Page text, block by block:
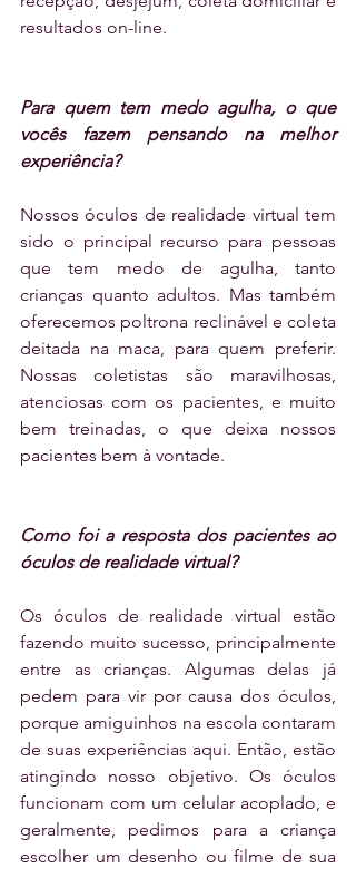
resultados on-line.
Para quem tem medo agulha, o que
vocês fazem pensando na melhor
experiência?
Nossos óculos de realidade virtual tem
sido o principal recurso para pessoas
que tem medo de agulha, tanto
crianças quanto adultos. Mas também
oferecemos poltrona reclinável e coleta
deitada na maca, para quem preferir.
Nossas coletistas são maravilhosas,
atenciosas com os pacientes, e muito
bem treinadas, o que deixa nossos
pacientes bem à vontade.
Como foi a resposta dos pacientes ao
óculos de realidade virtual?
Os óculos de realidade virtual estão
fazendo muito sucesso, principalmente
entre as crianças. Algumas delas já
pedem para vir por causa dos óculos,
porque amiguinhos na escola contaram
de suas experiências aqui. Então, estão
atingindo nosso objetivo. Os óculos
funcionam com um celular acoplado, e
geralmente, pedimos para a criança
escolher um desenho ou filme de sua